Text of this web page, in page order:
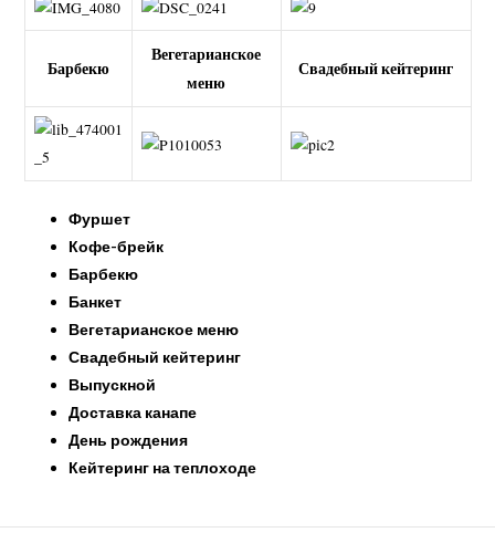
Барбекю
Вегетарианское
меню
Свадебный кейтеринг
Фуршет
Кофе-брейк
Барбекю
Банкет
Вегетарианское меню
Свадебный кейтеринг
Выпускной
Доставка канапе
День рождения
Кейтеринг на теплоходе